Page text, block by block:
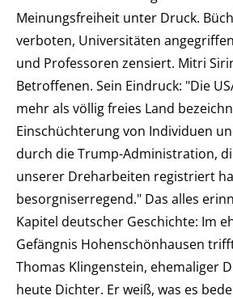
Meinungsfreiheit unter Druck.
verboten, Universitäten
und Professoren zensiert. Mitri
Betroffenen. Sein Eindruck: "Die
mehr als völlig freies Land
Einschüchterung von Individuen
durch die Trump-Administration,
unserer Dreharbeiten registriert
besorgniserregend." Das alles
Kapitel deutscher Geschichte: Im
Gefängnis Hohenschönhausen
Thomas Klingenstein, ehemaliger
heute Dichter. Er weiß, was es